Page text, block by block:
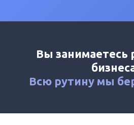
Москва
Россия
Вы занимаетесь
Всю рутину мы